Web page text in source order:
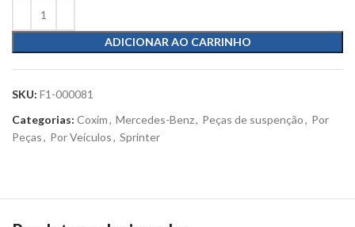
ADICIONAR AO CARRINHO
SKU: F1-000081
Categorias: Coxim, Mercedes-Benz, Peças de suspenção, Por
Peças, Por Veículos, Sprinter